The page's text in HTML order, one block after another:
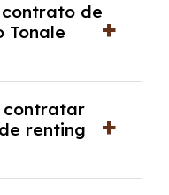
de entrada
proveedor
de viabilidad
contrato de
Tonale
por
revisar
y hablar con un
contratar
renting